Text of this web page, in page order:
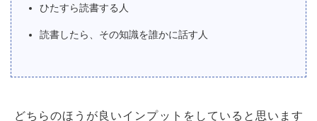
ひたすら読書する人
読書したら、その知識を誰かに話す人
どちらのほうが良いインプットをしていると思います